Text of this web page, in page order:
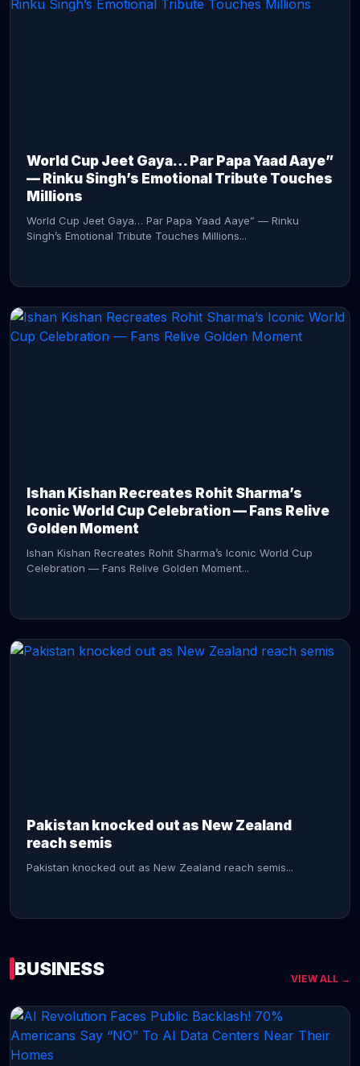
World Cup Jeet Gaya… Par Papa Yaad Aaye”
— Rinku Singh’s Emotional Tribute Touches
Millions
World Cup Jeet Gaya… Par Papa Yaad Aaye” — Rinku
Singh’s Emotional Tribute Touches Millions...
Ishan Kishan Recreates Rohit Sharma’s
Iconic World Cup Celebration — Fans Relive
Golden Moment
Ishan Kishan Recreates Rohit Sharma’s Iconic World Cup
Celebration — Fans Relive Golden Moment...
Pakistan knocked out as New Zealand
reach semis
Pakistan knocked out as New Zealand reach semis...
CONTINUE READING →
BUSINESS VIEW ALL →